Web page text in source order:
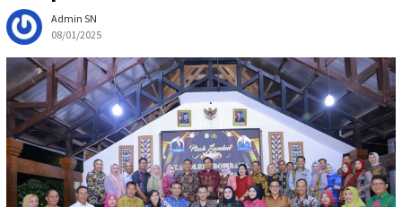
Admin SN
08/01/2025